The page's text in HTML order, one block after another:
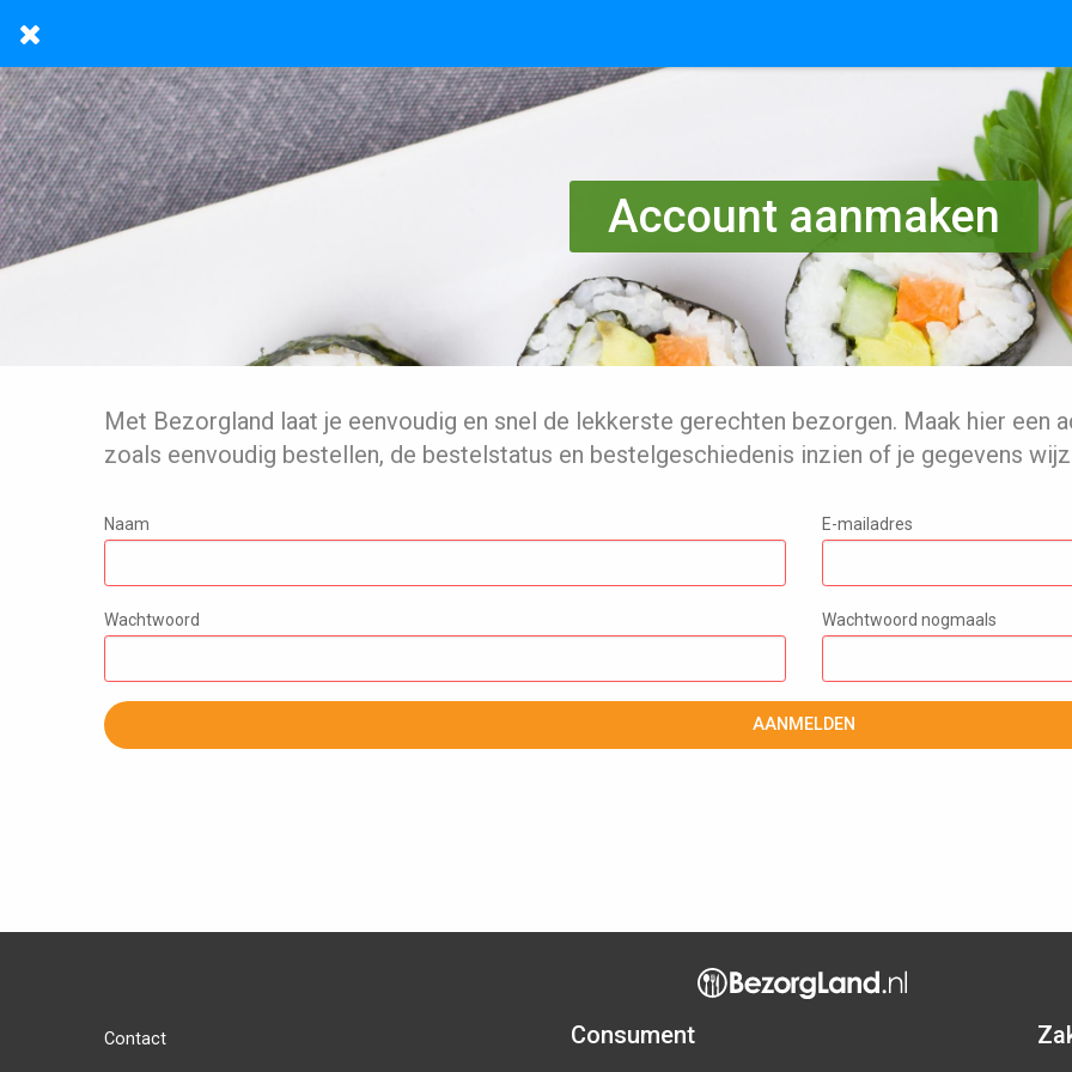
Account aanmaken
Met Bezorgland laat je eenvoudig en snel de lekkerste gerechten bezorgen. Maak hier een
zoals eenvoudig bestellen, de bestelstatus en bestelgeschiedenis inzien of je gegevens
Naam E-mailadres
Wachtwoord Wachtwoord nogmaals
AANMELDEN
Contact Consument